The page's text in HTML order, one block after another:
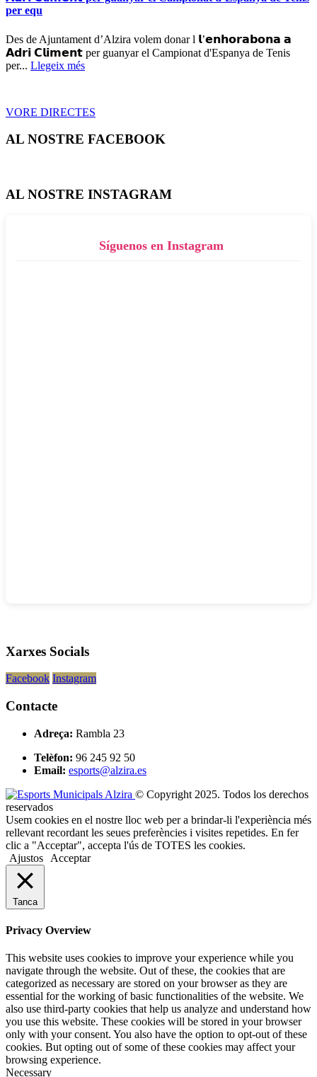
per equ
Des de Ajuntament d’Alzira volem donar l 𝗹’𝗲𝗻𝗵𝗼𝗿𝗮𝗯𝗼𝗻𝗮 𝗮
𝗔𝗱𝗿𝗶 𝗖𝗹𝗶𝗺𝗲𝗻𝘁 per guanyar el Campionat d'Espanya de Tenis
per... Llegeix més
VORE DIRECTES
AL NOSTRE FACEBOOK
AL NOSTRE INSTAGRAM
Síguenos en Instagram
Xarxes Socials
Facebook Instagram
Contacte
Adreça: Rambla 23
Telèfon: 96 245 92 50
Email: esports@alzira.es
© Copyright 2025. Todos los derechos
reservados
Usem cookies en el nostre lloc web per a brindar-li l'experiència més
rellevant recordant les seues preferències i visites repetides. En fer
clic a "Acceptar", accepta l'ús de TOTES les cookies.
Ajustos
Acceptar
Tanca
Privacy Overview
This website uses cookies to improve your experience while you
navigate through the website. Out of these, the cookies that are
categorized as necessary are stored on your browser as they are
essential for the working of basic functionalities of the website. We
also use third-party cookies that help us analyze and understand how
you use this website. These cookies will be stored in your browser
only with your consent. You also have the option to opt-out of these
cookies. But opting out of some of these cookies may affect your
browsing experience.
Necessary